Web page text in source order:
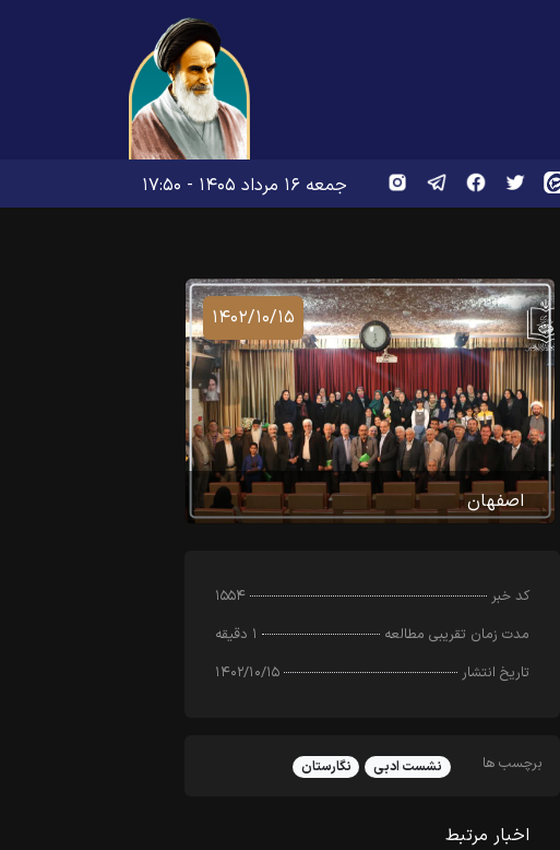
جمعه ۱۶ مرداد ۱۴۰۵ - ۱۷:۵۰
۱۴۰۲/۱۰/۱۵
اصفهان
کد خبر
۱۵۵۴
مدت زمان تقریبی مطالعه
۱ دقیقه
تاریخ انتشار
۱۴۰۲/۱۰/۱۵
برچسب ها نشست ادبی نگارستان
اخبار مرتبط